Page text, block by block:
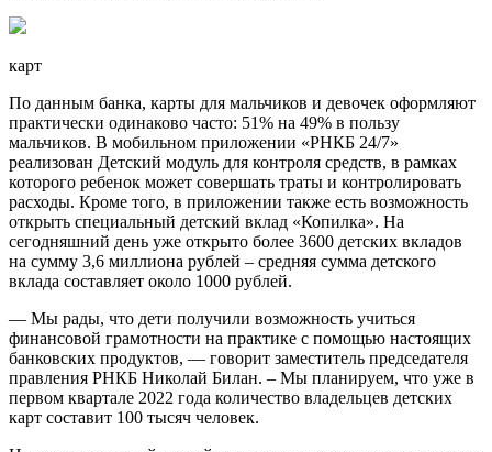
карт
По данным банка, карты для мальчиков и девочек оформляют
практически одинаково часто: 51% на 49% в пользу
мальчиков. В мобильном приложении «РНКБ 24/7»
реализован Детский модуль для контроля средств, в рамках
которого ребенок может совершать траты и контролировать
расходы. Кроме того, в приложении также есть возможность
открыть специальный детский вклад «Копилка». На
сегодняшний день уже открыто более 3600 детских вкладов
на сумму 3,6 миллиона рублей – средняя сумма детского
вклада составляет около 1000 рублей.
— Мы рады, что дети получили возможность учиться
финансовой грамотности на практике с помощью настоящих
банковских продуктов, — говорит заместитель председателя
правления РНКБ Николай Билан. – Мы планируем, что уже в
первом квартале 2022 года количество владельцев детских
карт составит 100 тысяч человек.